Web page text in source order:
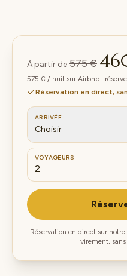
À partir de 575 €
575 € / nuit sur Airbnb :
Réservation en direct,
ARRIVÉE
Choisir
VOYAGEURS
Réservation en direct sur
virement,